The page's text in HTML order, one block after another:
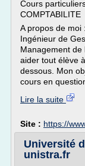
Cours
COMPTABILITE
A propos de moi
Ingénieur de
Management
aider tout élève
dessous. Mon
cours en
Lire la suite
Site : https://
Université
unistra.fr